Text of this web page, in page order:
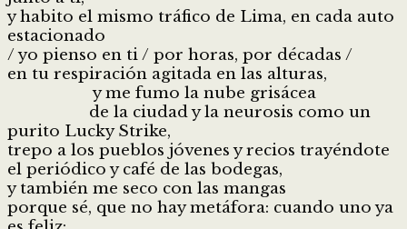
y habito el mismo tráfico de Lima, en cada auto
estacionado
/ yo pienso en ti / por horas, por décadas /
en tu respiración agitada en las alturas,
y me fumo la nube grisácea
de la ciudad y la neurosis como un
purito Lucky Strike,
trepo a los pueblos jóvenes y recios trayéndote
el periódico y café de las bodegas,
y también me seco con las mangas
porque sé, que no hay metáfora: cuando uno ya